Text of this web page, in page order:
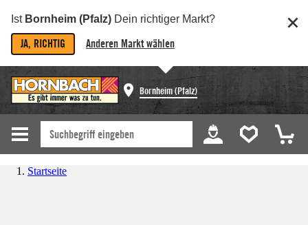
Ist Bornheim (Pfalz) Dein richtiger Markt?
JA, RICHTIG Anderen Markt wählen
Bornheim (Pfalz)
Startseite